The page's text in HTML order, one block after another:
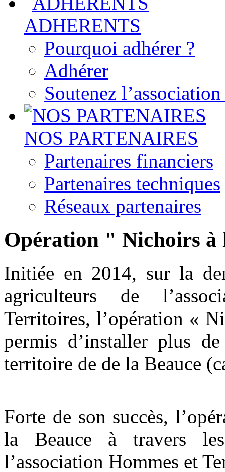
ADHERENTS
Pourquoi adhérer ?
Adhérer
Soutenez
NOS PARTENAIRES
Partenaires financiers
Partenaires techniques
Réseaux partenaires
Opération " Nichoirs à
Initiée en 2014, sur la
agriculteurs de
Territoires, l’opération «
permis d’installer plus
territoire de de la Beauce
Forte de son succès,
la Beauce à travers
l’association Hommes et